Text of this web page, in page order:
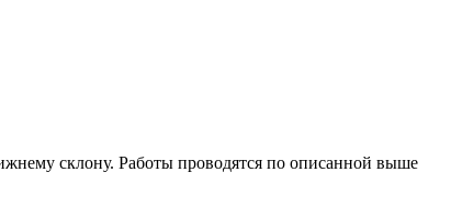
склону. Работы проводятся по описанной выше